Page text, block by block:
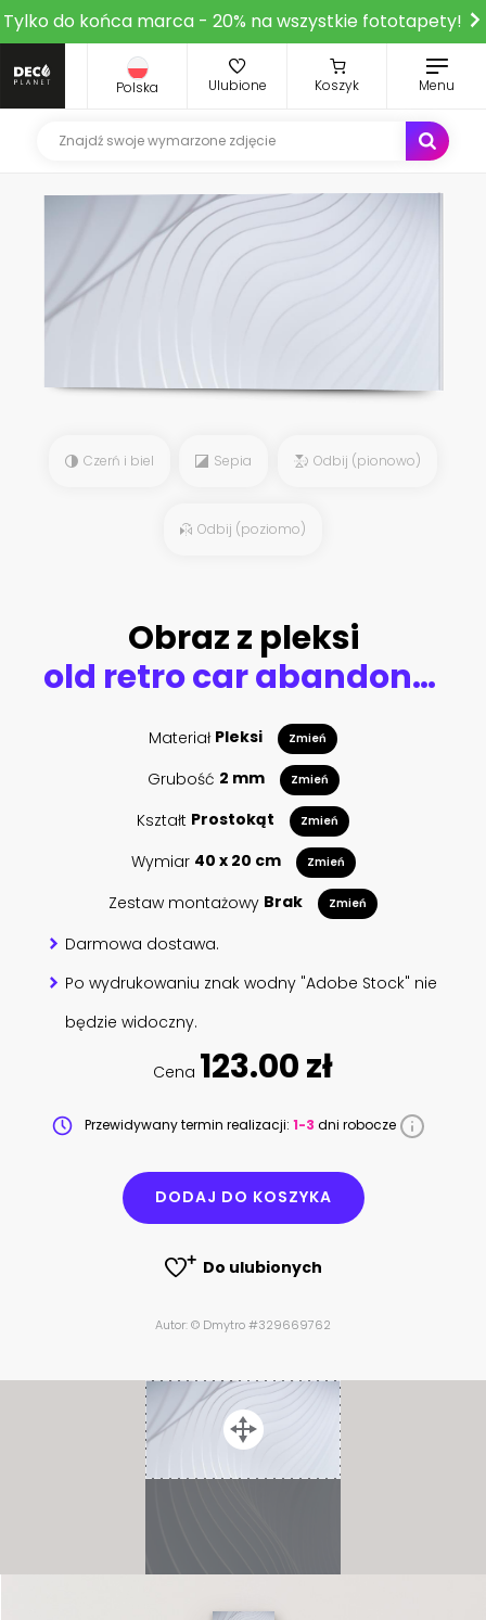
Tylko do końca marca - 20% na wszystkie fototapety!
Polska Ulubione Koszyk Menu
Czerń i biel Sepia Odbij (pionowo)
Odbij (poziomo)
Obraz z pleksi
old retro car abandoned between yellow rusty minibuses at an abandoned central bus station
Materiał Pleksi Zmień
Grubość 2 mm Zmień
Kształt Prostokąt Zmień
Wymiar 40 x 20 cm Zmień
Zestaw montażowy Brak Zmień
Darmowa dostawa.
Po wydrukowaniu znak wodny "Adobe Stock" nie
będzie widoczny.
Cena 123.00 zł
Przewidywany termin realizacji: 1-3 dni robocze
DODAJ DO KOSZYKA
Do ulubionych
Autor: © Dmytro #329669762